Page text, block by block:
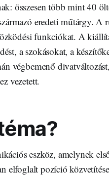
összesen több mint 40
eredeti műtárgy.
funkciókat. A
a szokásokat, a
végbemenő
vezetett.
eszköz, amelynek
elfoglalt pozíció